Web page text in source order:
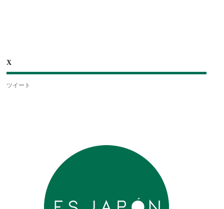
X
ツイート